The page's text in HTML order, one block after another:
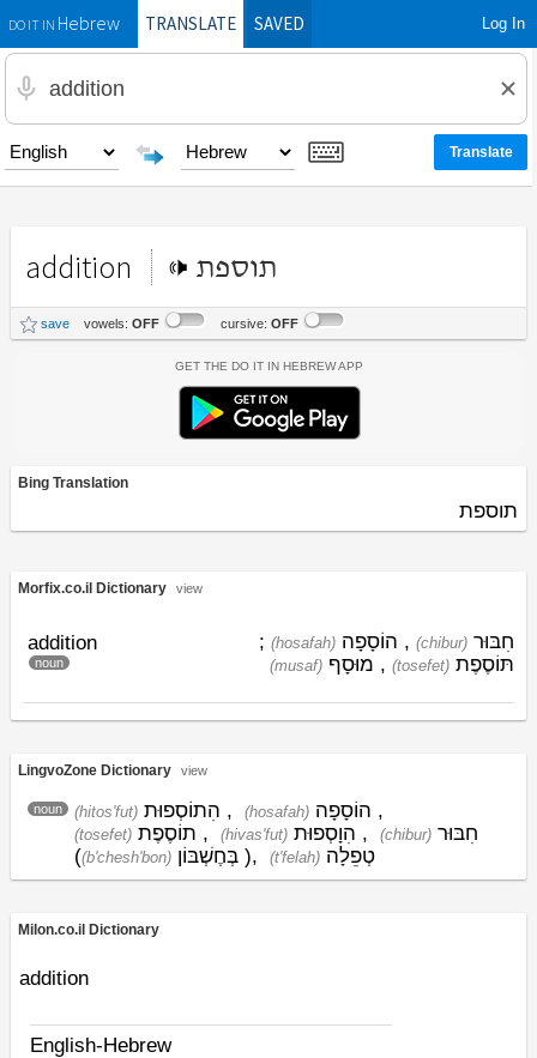
DO IT INHebrewTRANSLATE SAVED Log In
addition תוספת
save vowels: OFF cursive: OFF
Get the Do It In Hebrew App
Bing Translation
תוספת
Morfix.co.il Dictionary view
addition
noun
(chibur) חִבּוּר ,
(hosafah) הוֹסָפָה ;
(tosefet) תּוֹסֶפֶת ,
(musaf) מוּסָף
LingvoZone Dictionary view
noun (hitos'fut) הִתוֹסְפוּת , (hosafah) הוֹסָפָה ,
(tosefet) תוֹסֶפֶת , (hivas'fut) הִוָסְפוּת , (chibur) חִבּוּר
((b'chesh'bon) בְּחֶשְׁבּוֹן ), (t'felah) טְפֵלָה
Milon.co.il Dictionary
addition
English-Hebrew